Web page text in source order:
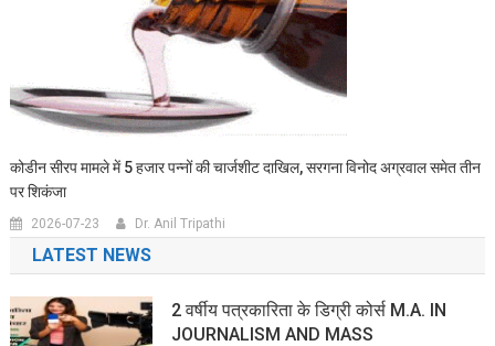
कोडीन सीरप मामले में 5 हजार पन्नों की चार्जशीट दाखिल, सरगना विनोद अग्रवाल समेत तीन
पर शिकंजा
2026-07-23 Dr. Anil Tripathi
LATEST NEWS
2 वर्षीय पत्रकारिता के डिग्री कोर्स M.A. IN
JOURNALISM AND MASS